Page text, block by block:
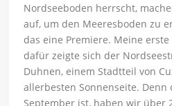
Nordseeboden herrscht,
auf, um den Meeresboden zu
das eine Premiere. Meine
dafür zeigte sich der
Duhnen, einem Stadtteil von
allerbesten Sonnenseite. Denn
September ist, haben wir über